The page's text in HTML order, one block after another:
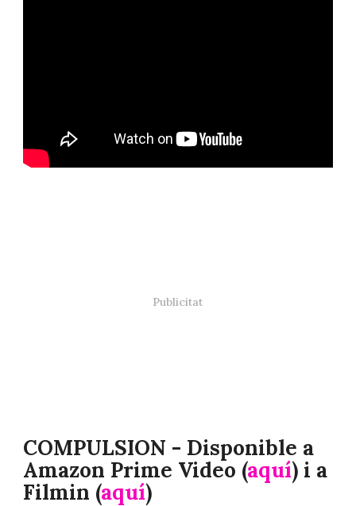
COMPULSION - Disponible a
Amazon Prime Video (aquí) i a
Filmin (aquí)